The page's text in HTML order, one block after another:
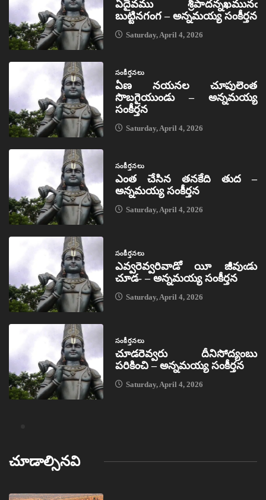
ఏదైవము శ్రీపాదన్నఖమునఁ
బుట్టినగంగ – అన్నమయ్య సంకీర్తన
Saturday, April 4, 2026
సంకీర్తనలు
ఏణ నయనల చూపులెంత
సొబగైయుండు – అన్నమయ్య
సంకీర్తన
Saturday, April 4, 2026
సంకీర్తనలు
ఎంత చేసిన తనకేది తుద –
అన్నమయ్య సంకీర్తన
Saturday, April 4, 2026
సంకీర్తనలు
ఎవ్వరెవ్వరివాడో యీ జీవుఁడు
చూడ- – అన్నమయ్య సంకీర్తన
Saturday, April 4, 2026
సంకీర్తనలు
చూడరెవ్వరు దీనిసోద్యంబు
పరికించి – అన్నమయ్య సంకీర్తన
Saturday, April 4, 2026
చూడాల్సినవి